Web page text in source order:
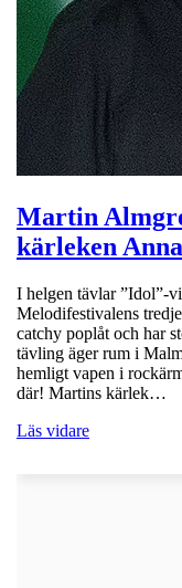
Martin
kärleken Anna
I helgen tävlar ”Idol”-
Melodifestivalens
catchy poplåt och har
tävling äger rum i
hemligt vapen i
där! Martins kärlek…
Läs vidare